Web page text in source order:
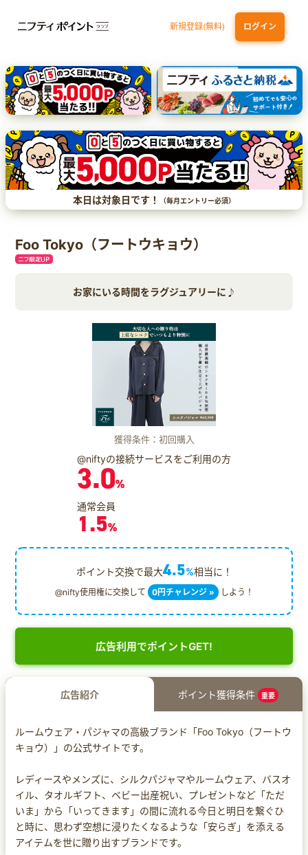
新規登録(無料) ログイン
三井住友カード（NL）オーロラデザイン
【三井住友銀行口座お持ちの方専用】Olive口座切替 P-one Wiz
ライフカードビジネスライトプラス dカード
本日は対象日です！ （毎月エントリー必須）
Foo Tokyo（フートウキョウ）
お家にいる時間をラグジュアリーに♪
獲得条件：初回購入
@niftyの接続サービスをご利用の方
3.0%
通常会員
1.5%
ポイント交換で最大4.5%相当に！
@nifty使用権に交換して 0円チャレンジ » しよう！
広告利用でポイントGET!
広告紹介 ポイント獲得条件 重要
ルームウェア・パジャマの高級ブランド「Foo Tokyo（フートウ
キョウ）」の公式サイトです。
レディースやメンズに、シルクパジャマやルームウェア、バスオ
イル、タオルギフト、ベビー出産祝い、プレゼントなど「ただ
いま」から「いってきます」の間に流れる今日と明日を繋ぐひ
と時に、思わず空想に浸りたくなるような「安らぎ」を添える
アイテムを世に贈り出すブランドです。